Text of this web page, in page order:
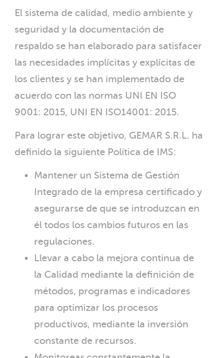
El sistema de calidad, medio ambiente y
seguridad y la documentación de
respaldo se han elaborado para satisfacer
las necesidades implícitas y explícitas de
los clientes y se han implementado de
acuerdo con las normas UNI EN ISO
9001: 2015, UNI EN ISO14001: 2015.
Para lograr este objetivo, GEMAR S.R.L. ha
definido la siguiente Política de IMS:
Mantener un Sistema de Gestión
Integrado de la empresa certificado y
asegurarse de que se introduzcan en
él todos los cambios futuros en las
regulaciones.
Llevar a cabo la mejora continua de
la Calidad mediante la definición de
métodos, programas e indicadores
para optimizar los procesos
productivos, mediante la inversión
constante de recursos.